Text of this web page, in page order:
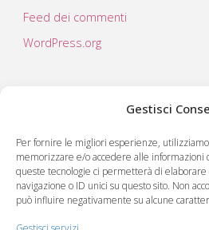
Gestisci
Per fornire le migliori esperienze,
memorizzare e/o accedere alle informazioni
queste tecnologie ci permetterà di
navigazione o ID unici su questo sito. Non
può influire negativamente su alcune
Feed dei commenti
WordPress.org